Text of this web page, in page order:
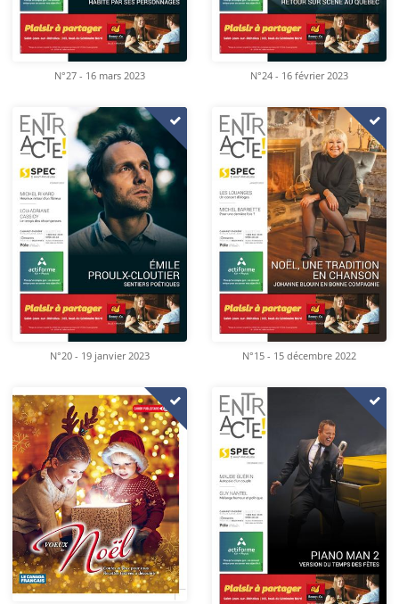
N°27 - 16 mars 2023 N°24 - 16 février 2023
N°20 - 19 janvier 2023 N°15 - 15 décembre 2022